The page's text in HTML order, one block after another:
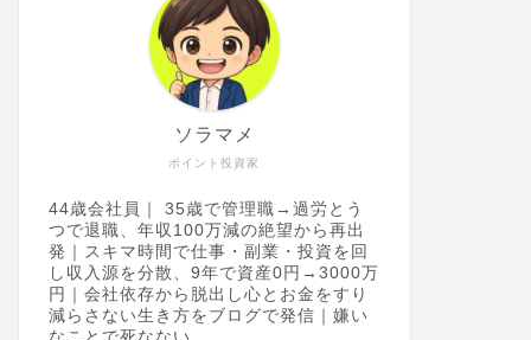
ポイント投資家
ソラマメ
44歳会社員｜ 35歳で管理職→過労とう
つで退職、年収100万減の絶望から再出
発｜スキマ時間で仕事・副業・投資を回
し収入源を分散、9年で資産0円→3000万
円｜会社依存から脱出し心とお金をすり
減らさない生き方をブログで発信｜嫌い